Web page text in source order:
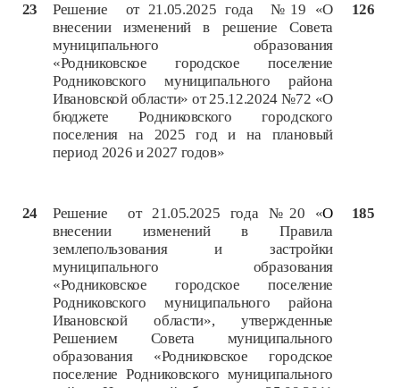
23
Решение от 21.05.2025 года №19 «О
внесении изменений в решение Совета
муниципального образования
«Родниковское городское поселение
Родниковского муниципального района
Ивановской области» от 25.12.2024 №72 «О
бюджете Родниковского городского
поселения на 2025 год и на плановый
период 2026 и 2027 годов»
126
24 Решение от 21.05.2025 года №20 «О
внесении изменений в Правила
землепользования и застройки
муниципального образования
«Родниковское городское поселение
Родниковского муниципального района
Ивановской области», утвержденные
Решением Совета муниципального
образования «Родниковское городское
поселение Родниковского муниципального
185